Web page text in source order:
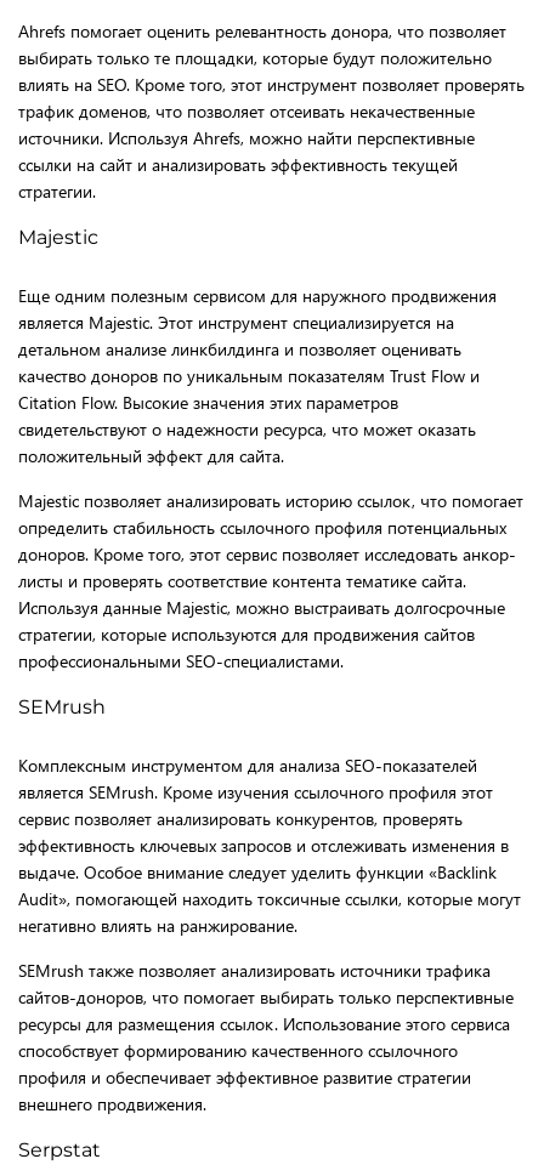
Ahrefs помогает оценить релевантность донора, что позволяет
выбирать только те площадки, которые будут положительно
влиять на SEO. Кроме того, этот инструмент позволяет проверять
трафик доменов, что позволяет отсеивать некачественные
источники. Используя Ahrefs, можно найти перспективные
ссылки на сайт и анализировать эффективность текущей
стратегии.
Majestic
Еще одним полезным сервисом для наружного продвижения
является Majestic. Этот инструмент специализируется на
детальном анализе линкбилдинга и позволяет оценивать
качество доноров по уникальным показателям Trust Flow и
Citation Flow. Высокие значения этих параметров
свидетельствуют о надежности ресурса, что может оказать
положительный эффект для сайта.
Majestic позволяет анализировать историю ссылок, что помогает
определить стабильность ссылочного профиля потенциальных
доноров. Кроме того, этот сервис позволяет исследовать анкор-
листы и проверять соответствие контента тематике сайта.
Используя данные Majestic, можно выстраивать долгосрочные
стратегии, которые используются для продвижения сайтов
профессиональными SEO-специалистами.
SEMrush
Комплексным инструментом для анализа SEO-показателей
является SEMrush. Кроме изучения ссылочного профиля этот
сервис позволяет анализировать конкурентов, проверять
эффективность ключевых запросов и отслеживать изменения в
выдаче. Особое внимание следует уделить функции «Backlink
Audit», помогающей находить токсичные ссылки, которые могут
негативно влиять на ранжирование.
SEMrush также позволяет анализировать источники трафика
сайтов-доноров, что помогает выбирать только перспективные
ресурсы для размещения ссылок. Использование этого сервиса
способствует формированию качественного ссылочного
профиля и обеспечивает эффективное развитие стратегии
внешнего продвижения.
Serpstat